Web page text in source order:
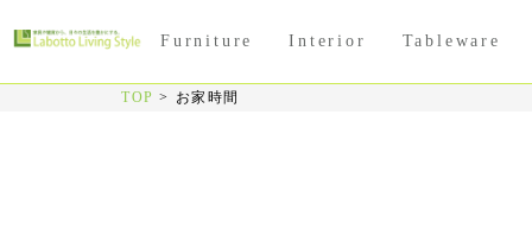
Furniture Interior Tableware
TOP > お家時間